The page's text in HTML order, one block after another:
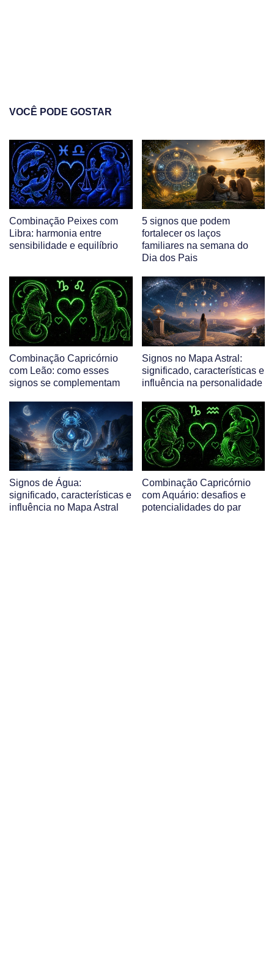
VOCÊ PODE GOSTAR
Combinação Peixes com
Libra: harmonia entre
sensibilidade e equilíbrio
5 signos que podem
fortalecer os laços
familiares na semana do
Dia dos Pais
Combinação Capricórnio
com Leão: como esses
signos se complementam
Signos no Mapa Astral:
significado, características e
influência na personalidade
Signos de Água:
significado, características e
influência no Mapa Astral
Combinação Capricórnio
com Aquário: desafios e
potencialidades do par